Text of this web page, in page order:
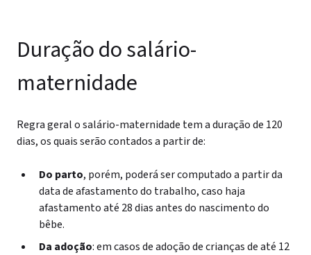
Duração do salário-
maternidade
Regra geral o salário-maternidade tem a duração de 120
dias, os quais serão contados a partir de:
Do parto, porém, poderá ser computado a partir da
data de afastamento do trabalho, caso haja
afastamento até 28 dias antes do nascimento do
bêbe.
Da adoção: em casos de adoção de crianças de até 12